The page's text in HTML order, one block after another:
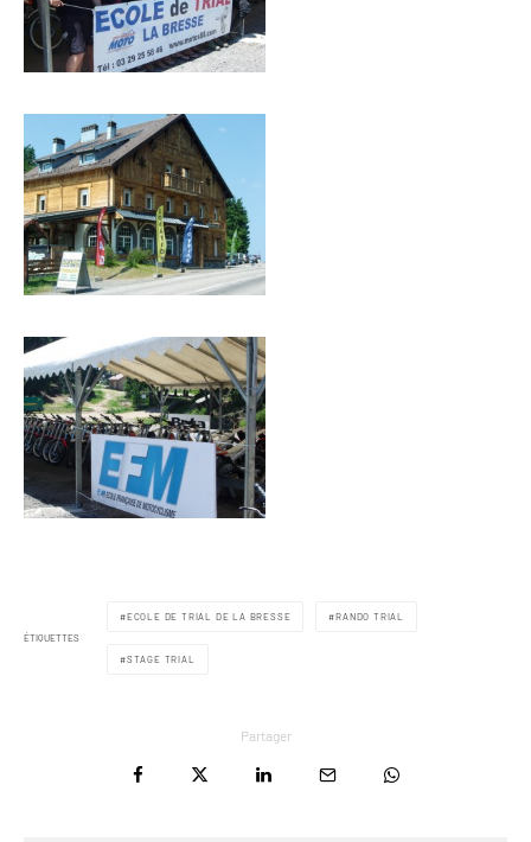
ÉTIQUETTES
ECOLE DE TRIAL DE LA BRESSE RANDO TRIAL
STAGE TRIAL
Partager